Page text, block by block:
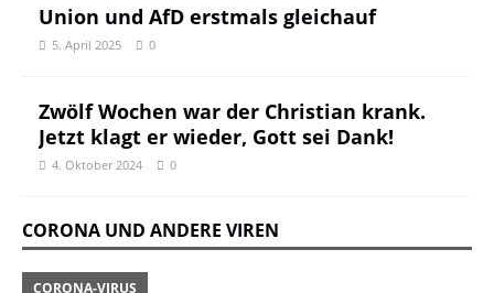
Union und AfD erstmals gleichauf
5. April 2025 0
Zwölf Wochen war der Christian krank.
Jetzt klagt er wieder, Gott sei Dank!
4. Oktober 2024 0
CORONA UND ANDERE VIREN
CORONA-VIRUS